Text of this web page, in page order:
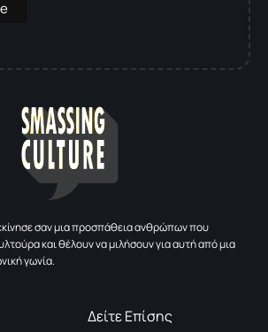
σαν μια προσπάθεια ανθρώπων που
και θέλουν να μιλήσουν για αυτή από μια
γωνία.
Δείτε Επίσης